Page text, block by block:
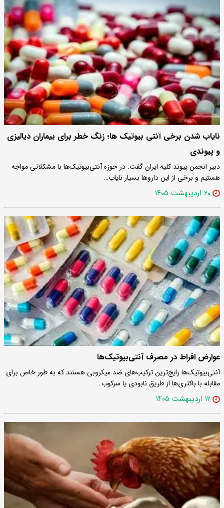
نایاب شدن برخی آنتی بیوتیک ها؛ زنگ خطر برای بیماران دیالیزی
و پیوندی
دبیر انجمن پیوند کلیه ایران گفت: در حوزه آنتی‌بیوتیک‌ها با مشکلاتی مواجه
هستیم و برخی از این داروها بسیار نایاب…
۲۰ اردیبهشت ۱۴۰۵
عوارض افراط در مصرف آنتی‌بیوتیک‌ها
آنتی‌بیوتیک‌ها رایج‌ترین ترکیب‌های ضد میکروبی هستند که به طور خاص برای
مقابله با باکتری‌ها از طریق نابودی یا سرکوب…
۱۲ اردیبهشت ۱۴۰۵